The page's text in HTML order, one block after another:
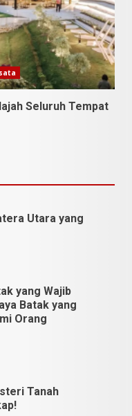
Seluruh Tempat
Sumatera
Medan dan
Batak yang
Orang
Tanah
Orang Batak